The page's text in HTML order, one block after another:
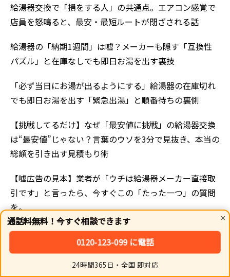
×
通話料無料！今すぐ相談できます
0120-123-099 に電話
24時間365日・全国 即対応
給湯器交換で「損をする人」の共通点。エアコン感覚で
店員を怒鳴ると、最安・最短ルートが閉ざされる話
給湯器の「納期1週間」は嘘？メーカーも隠す「互換性
パズル」と在庫なしでも即日お湯を出す裏技
「必ず当日にお湯が出るようにする」給湯器の在庫切れ
でも即日お湯を出す「緊急出湯」と順番待ちの裏側
【挑戦してるだけ】なぜ「最安値に挑戦」の給湯器交換
は“最安値”じゃない？言葉のウソを3分で見抜き、本当の
総額を引き出す見積もり術
【嘘広告の見本】業者が「ウチは給湯器メーカー直接取
引です」と言ったら、今すぐこの「たった一つ」の質問
を。
【広告のウソ】なぜ給湯器専門​​店は電話で質問すると即
答できない？その「不自然な折り返し」の裏側と、見積
もりを“実質半額”にする交渉術を今すぐ確認。
シェア トップ